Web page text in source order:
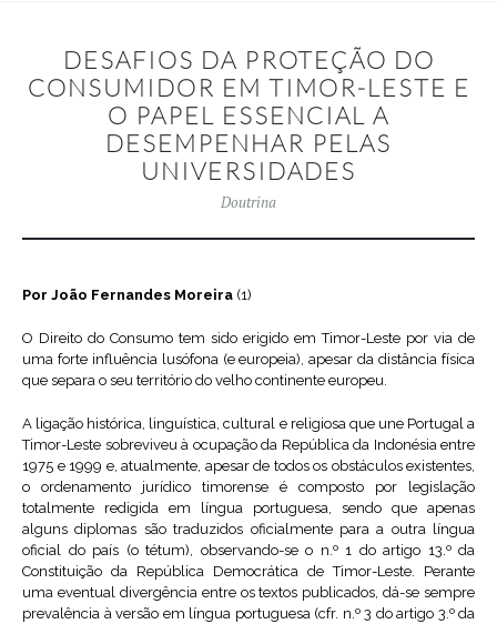
DESAFIOS DA PROTEÇÃO DO
CONSUMIDOR EM TIMOR-LESTE E
O PAPEL ESSENCIAL A
DESEMPENHAR PELAS
UNIVERSIDADES
Doutrina
Por João Fernandes Moreira (1)
O Direito do Consumo tem sido erigido em Timor-Leste por via de
uma forte influência lusófona (e europeia), apesar da distância física
que separa o seu território do velho continente europeu.
A ligação histórica, linguística, cultural e religiosa que une Portugal a
Timor-Leste sobreviveu à ocupação da República da Indonésia entre
1975 e 1999 e, atualmente, apesar de todos os obstáculos existentes,
o ordenamento jurídico timorense é composto por legislação
totalmente redigida em língua portuguesa, sendo que apenas
alguns diplomas são traduzidos oficialmente para a outra língua
oficial do país (o tétum), observando-se o n.º 1 do artigo 13.º da
Constituição da República Democrática de Timor-Leste. Perante
uma eventual divergência entre os textos publicados, dá-se sempre
prevalência à versão em língua portuguesa (cfr. n.º 3 do artigo 3.º da